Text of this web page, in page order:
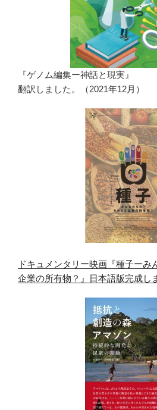
『ゲノム編集ー神話と現実』
翻訳しました。（2021年12月）
ドキュメンタリー映画『種子ーみ
企業の所有物？』日本語版完成し